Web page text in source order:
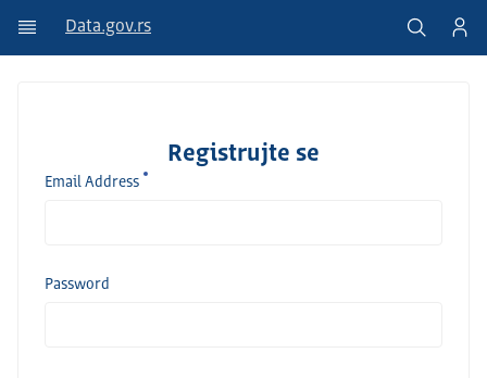
Data.gov.rs
Registrujte se
Email Address
Password